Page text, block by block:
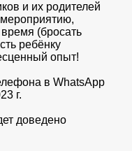
и их родителей
мероприятию,
(бросать
ребёнку
опыт!
в WhatsApp
г.
доведено